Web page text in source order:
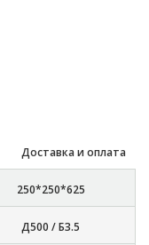
Доставка и оплата
250*250*625
Д500 / Б3.5